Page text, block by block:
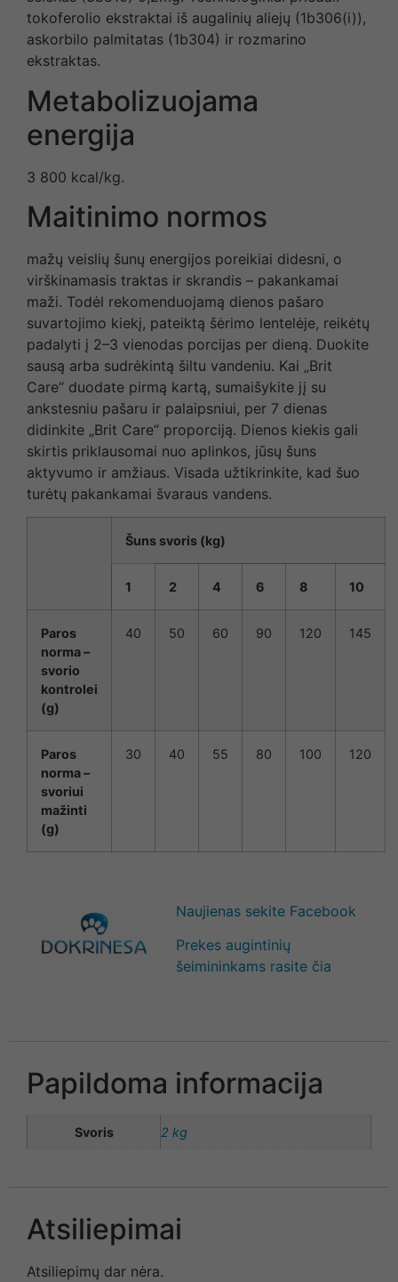
tokoferolio ekstraktai iš augalinių aliejų (1b306(i)),
askorbilo palmitatas (1b304) ir rozmarino
ekstraktas.
Metabolizuojama
energija
3 800 kcal/kg.
Maitinimo normos
mažų veislių šunų energijos poreikiai didesni, o
virškinamasis traktas ir skrandis – pakankamai
maži. Todėl rekomenduojamą dienos pašaro
suvartojimo kiekį, pateiktą šėrimo lentelėje, reikėtų
padalyti į 2–3 vienodas porcijas per dieną. Duokite
sausą arba sudrėkintą šiltu vandeniu. Kai „Brit
Care“ duodate pirmą kartą, sumaišykite jį su
ankstesniu pašaru ir palaipsniui, per 7 dienas
didinkite „Brit Care“ proporciją. Dienos kiekis gali
skirtis priklausomai nuo aplinkos, jūsų šuns
aktyvumo ir amžiaus. Visada užtikrinkite, kad šuo
turėtų pakankamai švaraus vandens.
Šuns svoris (kg)
1 2 4 6 8 10
Paros
norma –
svorio
kontrolei
(g)
40 50 60 90 120 145
Paros
norma –
svoriui
mažinti
(g)
30 40 55 80 100 120
Naujienas sekite Facebook
Prekes augintinių
šeimininkams rasite čia
Papildoma informacija
Svoris 2 kg
Atsiliepimai
Atsiliepimų dar nėra.